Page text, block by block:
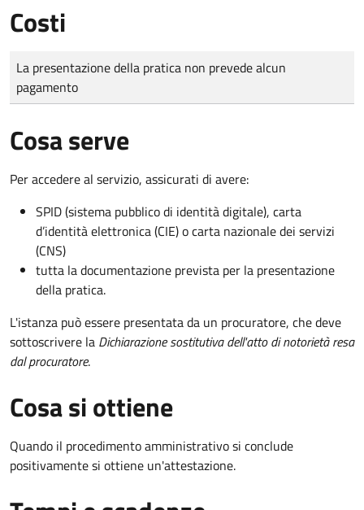
Costi
Tipo di pagamento
Importo
La presentazione della pratica non prevede alcun
pagamento
Cosa serve
Per accedere al servizio, assicurati di avere:
SPID (sistema pubblico di identità digitale), carta
d’identità elettronica (CIE) o carta nazionale dei servizi
(CNS)
tutta la documentazione prevista per la presentazione
della pratica.
L'istanza può essere presentata da un procuratore, che deve
sottoscrivere la Dichiarazione sostitutiva dell'atto di notorietà resa
dal procuratore.
Cosa si ottiene
Quando il procedimento amministrativo si conclude
positivamente si ottiene un'attestazione.